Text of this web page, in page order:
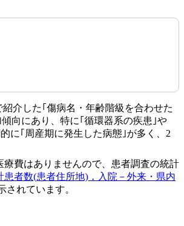
紹介した｢傷病名・年齢階級を合わせた
向にあり、特に｢循環器系の疾患｣や
に｢周産期に発生した病態｣が多く、2
費はありませんので、患者調査の統計
者数(患者住所地)，入院－外来・県内
れています。